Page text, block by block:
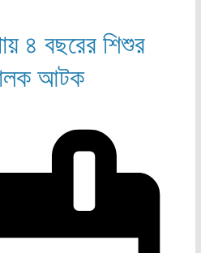
৪ বছরের শিশুর
আটক